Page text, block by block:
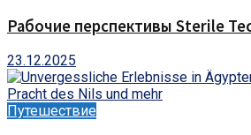
Рабочие перспективы Sterile
23.12.2025
Путешествие